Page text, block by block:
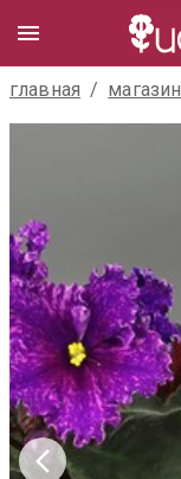
главная / магазин